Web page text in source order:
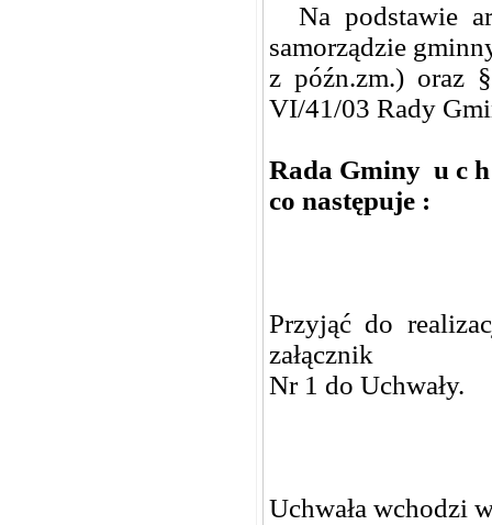
Na podstawie
samorządzie
z późn.zm.) oraz
VI/41/03 Rady
Rada Gminy u c
co następuje :
Przyjąć do
załącznik
Nr 1 do Uchwały.
Uchwała wchodzi